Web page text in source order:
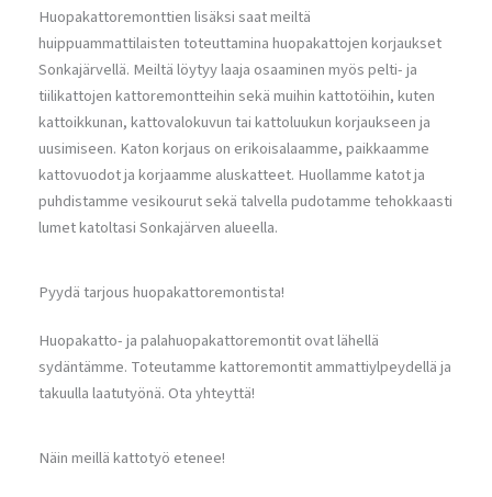
Huopakattoremonttien lisäksi saat meiltä
huippuammattilaisten toteuttamina huopakattojen korjaukset
Sonkajärvellä. Meiltä löytyy laaja osaaminen myös pelti- ja
tiilikattojen kattoremontteihin sekä muihin kattotöihin, kuten
kattoikkunan, kattovalokuvun tai kattoluukun korjaukseen ja
uusimiseen. Katon korjaus on erikoisalaamme, paikkaamme
kattovuodot ja korjaamme aluskatteet. Huollamme katot ja
puhdistamme vesikourut sekä talvella pudotamme tehokkaasti
lumet katoltasi Sonkajärven alueella.
Pyydä tarjous huopakattoremontista!
Huopakatto- ja palahuopakattoremontit ovat lähellä
sydäntämme. Toteutamme kattoremontit ammattiylpeydellä ja
takuulla laatutyönä. Ota yhteyttä!
Näin meillä kattotyö etenee!